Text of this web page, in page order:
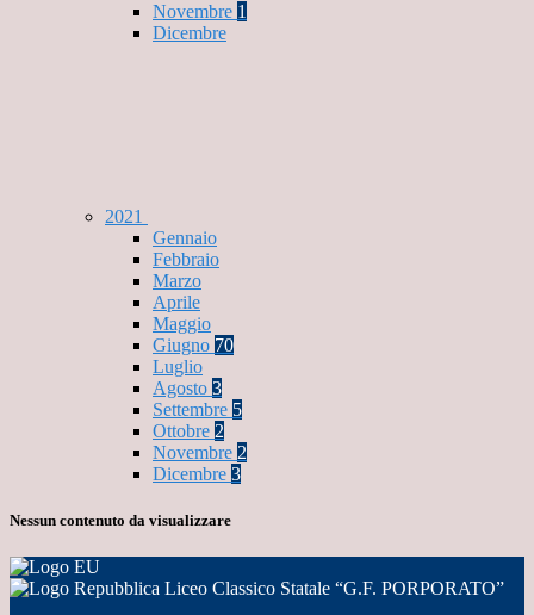
Novembre 1
Dicembre
2021
Gennaio
Febbraio
Marzo
Aprile
Maggio
Giugno 70
Luglio
Agosto 3
Settembre 5
Ottobre 2
Novembre 2
Dicembre 3
Nessun contenuto da visualizzare
Liceo Classico Statale “G.F. PORPORATO”